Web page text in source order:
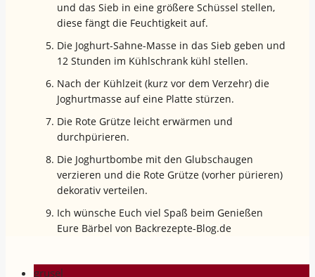
und das Sieb in eine größere Schüssel stellen,
diese fängt die Feuchtigkeit auf.
Die Joghurt-Sahne-Masse in das Sieb geben und
12 Stunden im Kühlschrank kühl stellen.
Nach der Kühlzeit (kurz vor dem Verzehr) die
Joghurtmasse auf eine Platte stürzen.
Die Rote Grütze leicht erwärmen und
durchpürieren.
Die Joghurtbombe mit den Glubschaugen
verzieren und die Rote Grütze (vorher pürieren)
dekorativ verteilen.
Ich wünsche Euch viel Spaß beim Genießen
Eure Bärbel von Backrezepte-Blog.de
grusel